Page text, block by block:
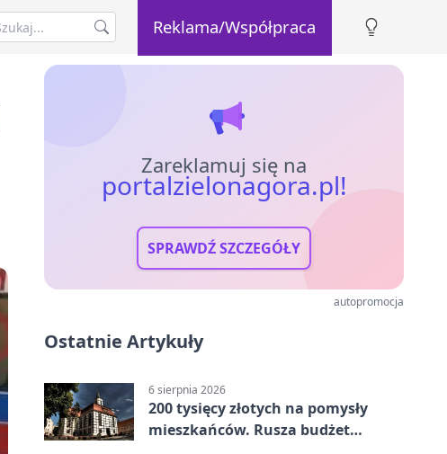
Reklama/Współpraca
Zareklamuj się na
portalzielonagora.pl!
SPRAWDŹ SZCZEGÓŁY
autopromocja
Ostatnie Artykuły
6 sierpnia 2026
200 tysięcy złotych na pomysły
mieszkańców. Rusza budżet